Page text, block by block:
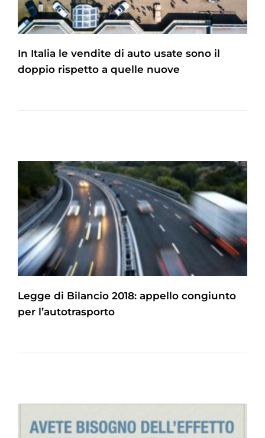
In Italia le vendite di auto usate sono il
doppio rispetto a quelle nuove
Legge di Bilancio 2018: appello congiunto
per l’autotrasporto